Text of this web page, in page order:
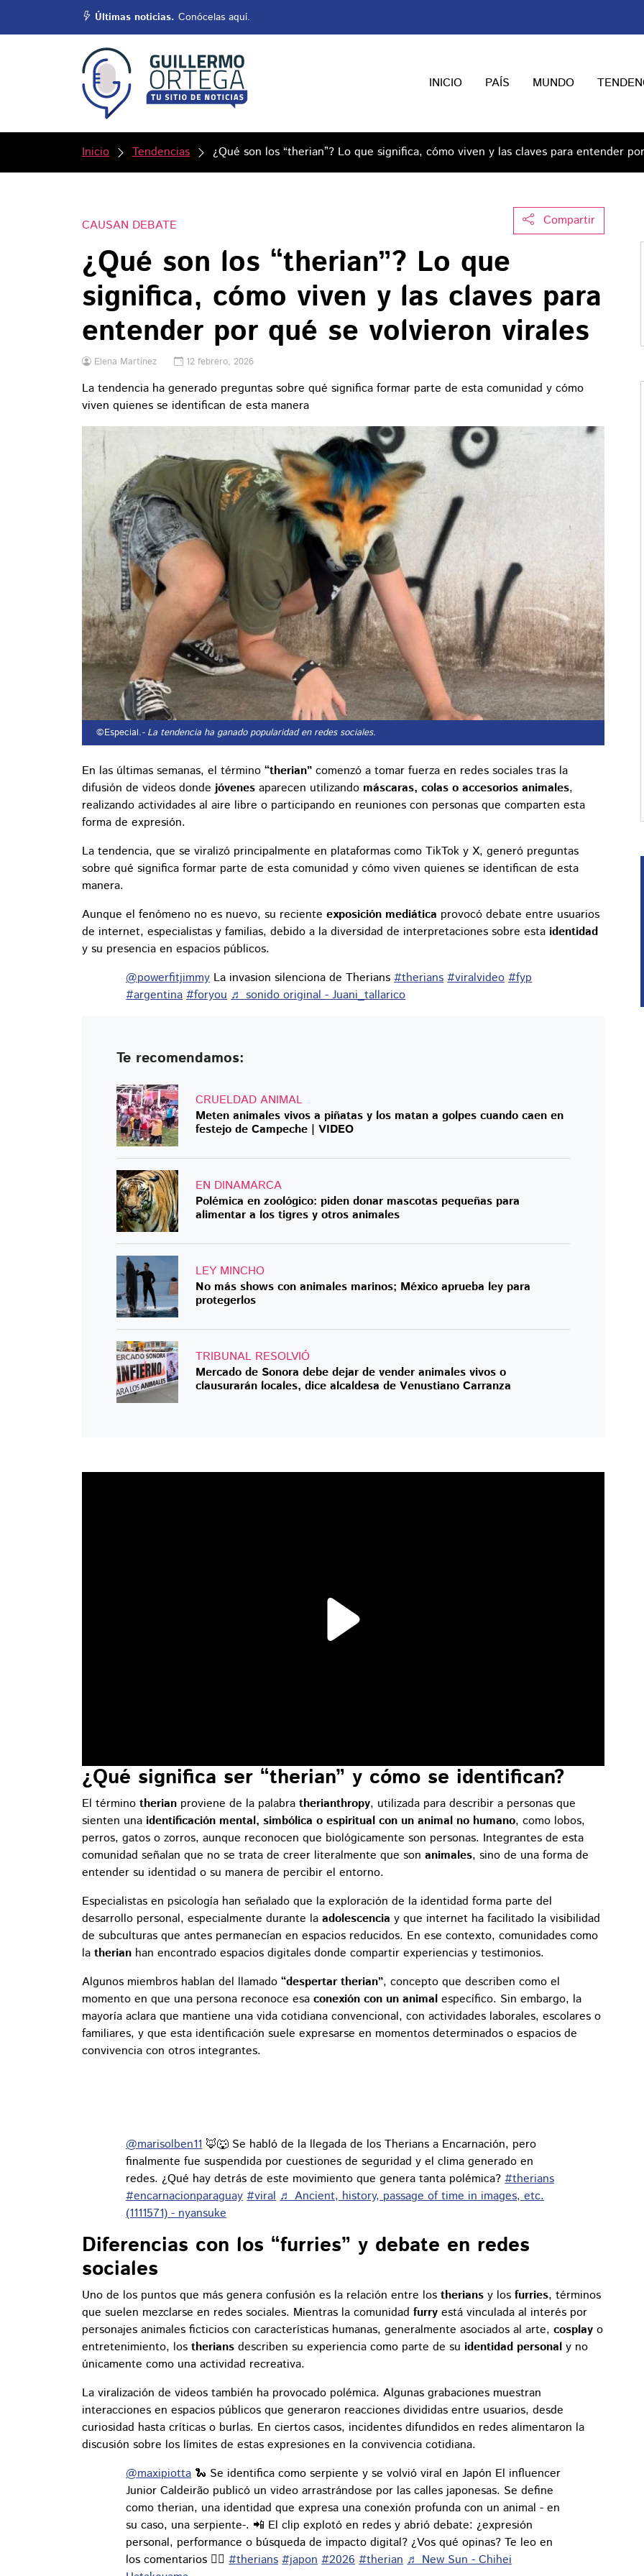
Últimas noticias. Conócelas aquí.
INICIO PAÍS MUNDO
Inicio Tendencias ¿Qué son los “therian”? Lo que significa, cómo viven y las claves para entender
Compartir
CAUSAN DEBATE
¿Qué son los “therian”? Lo que
significa, cómo viven y las claves para
entender por qué se volvieron virales
Elena Martínez 12 febrero, 2026
La tendencia ha generado preguntas sobre qué significa formar parte de esta comunidad y cómo
viven quienes se identifican de esta manera
©Especial.- La tendencia ha ganado popularidad en redes sociales.
En las últimas semanas, el término “therian” comenzó a tomar fuerza en redes sociales tras la
difusión de videos donde jóvenes aparecen utilizando máscaras, colas o accesorios animales,
realizando actividades al aire libre o participando en reuniones con personas que comparten esta
forma de expresión.
La tendencia, que se viralizó principalmente en plataformas como TikTok y X, generó preguntas
sobre qué significa formar parte de esta comunidad y cómo viven quienes se identifican de esta
manera.
Aunque el fenómeno no es nuevo, su reciente exposición mediática provocó debate entre usuarios
de internet, especialistas y familias, debido a la diversidad de interpretaciones sobre esta identidad
y su presencia en espacios públicos.
@powerfitjimmyLa invasion silenciona de Therians#therians #viralvideo #fyp
#argentina #foryou ♬ sonido original - Juani_tallarico
Te recomendamos:
CRUELDAD ANIMAL
Meten animales vivos a piñatas y los matan a golpes cuando caen en
festejo de Campeche | VIDEO
EN DINAMARCA
Polémica en zoológico: piden donar mascotas pequeñas para
alimentar a los tigres y otros animales
LEY MINCHO
No más shows con animales marinos; México aprueba ley para
protegerlos
TRIBUNAL RESOLVIÓ
Mercado de Sonora debe dejar de vender animales vivos o
clausurarán locales, dice alcaldesa de Venustiano Carranza
¿Qué significa ser “therian” y cómo se identifican?
El término therian proviene de la palabra therianthropy, utilizada para describir a personas que
sienten una identificación mental, simbólica o espiritual con un animal no humano, como lobos,
perros, gatos o zorros, aunque reconocen que biológicamente son personas. Integrantes de esta
comunidad señalan que no se trata de creer literalmente que son animales, sino de una forma de
entender su identidad o su manera de percibir el entorno.
Especialistas en psicología han señalado que la exploración de la identidad forma parte del
desarrollo personal, especialmente durante la adolescencia y que internet ha facilitado la visibilidad
de subculturas que antes permanecían en espacios reducidos. En ese contexto, comunidades como
la therian han encontrado espacios digitales donde compartir experiencias y testimonios.
Algunos miembros hablan del llamado “despertar therian”, concepto que describen como el
momento en que una persona reconoce esa conexión con un animal específico. Sin embargo, la
mayoría aclara que mantiene una vida cotidiana convencional, con actividades laborales, escolares o
familiares, y que esta identificación suele expresarse en momentos determinados o espacios de
convivencia con otros integrantes.
@marisolben11🦊🐺 Se habló de la llegada de los Therians a Encarnación, pero
finalmente fue suspendida por cuestiones de seguridad y el clima generado en
redes. ¿Qué hay detrás de este movimiento que genera tanta polémica?#therians
#encarnacionparaguay #viral ♬ Ancient, history, passage of time in images, etc.
(1111571) - nyansuke
Diferencias con los “furries” y debate en redes
sociales
Uno de los puntos que más genera confusión es la relación entre los therians y los furries, términos
que suelen mezclarse en redes sociales. Mientras la comunidad furry está vinculada al interés por
personajes animales ficticios con características humanas, generalmente asociados al arte, cosplay o
entretenimiento, los therians describen su experiencia como parte de su identidad personal y no
únicamente como una actividad recreativa.
La viralización de videos también ha provocado polémica. Algunas grabaciones muestran
interacciones en espacios públicos que generaron reacciones divididas entre usuarios, desde
curiosidad hasta críticas o burlas. En ciertos casos, incidentes difundidos en redes alimentaron la
discusión sobre los límites de estas expresiones en la convivencia cotidiana.
@maxipiotta🐍 Se identifica como serpiente y se volvió viral en Japón El influencer
Junior Caldeirão publicó un video arrastrándose por las calles japonesas. Se define
como therian, una identidad que expresa una conexión profunda con un animal - en
su caso, una serpiente-. 📲 El clip explotó en redes y abrió debate: ¿expresión
personal, performance o búsqueda de impacto digital? ¿Vos qué opinas? Te leo en
los comentarios 👇🏻#therians #japon #2026 #therian ♬ New Sun - Chihei